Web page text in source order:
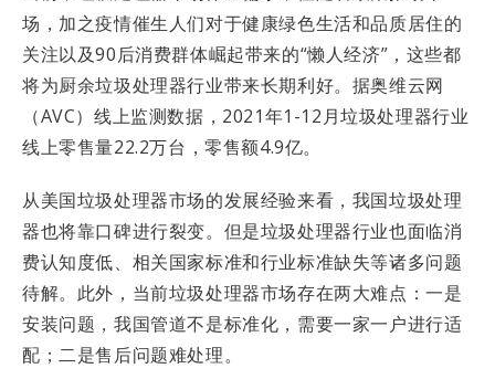
场，加之疫情催生人们对于健康绿色生活和品质居住的
关注以及90后消费群体崛起带来的“懒人经济”，这些都
将为厨余垃圾处理器行业带来长期利好。据奥维云网
（AVC）线上监测数据，2021年1-12月垃圾处理器行业
线上零售量22.2万台，零售额4.9亿。
从美国垃圾处理器市场的发展经验来看，我国垃圾处理
器也将靠口碑进行裂变。但是垃圾处理器行业也面临消
费认知度低、相关国家标准和行业标准缺失等诸多问题
待解。此外，当前垃圾处理器市场存在两大难点：一是
安装问题，我国管道不是标准化，需要一家一户进行适
配；二是售后问题难处理。